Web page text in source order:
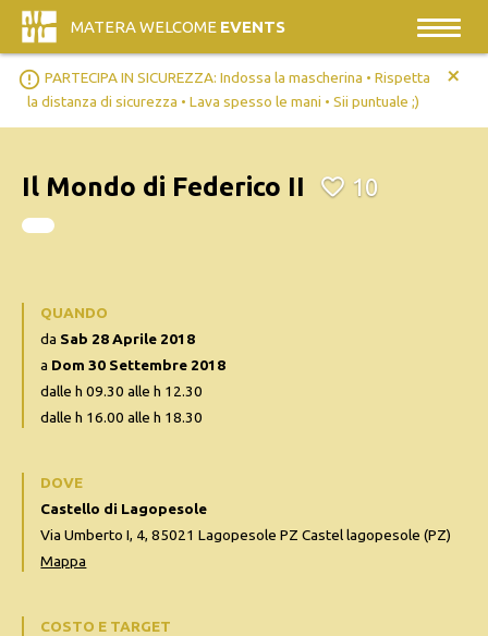
MATERA WELCOME EVENTS
error_outline PARTECIPA IN SICUREZZA: Indossa la mascherina • Rispetta
la distanza di sicurezza • Lava spesso le mani • Sii puntuale ;)
+
Il Mondo di Federico II 10
QUANDO
da Sab 28 Aprile 2018
a Dom 30 Settembre 2018
dalle h 09.30 alle h 12.30
dalle h 16.00 alle h 18.30
DOVE
Castello di Lagopesole
Via Umberto I, 4, 85021 Lagopesole PZ Castel lagopesole (PZ)
Mappa
COSTO E TARGET